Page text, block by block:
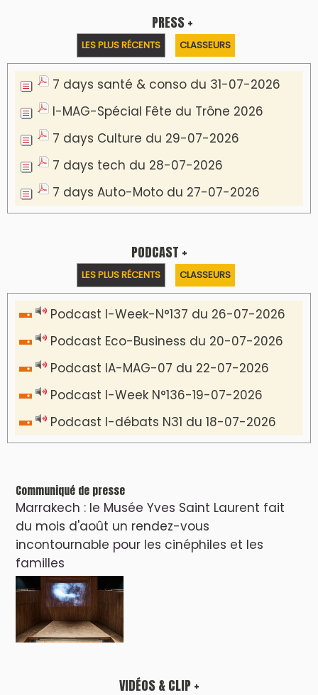
PRESS +
LES PLUS RÉCENTS CLASSEURS
7 days santé & conso du 31-07-2026
I-MAG-Spécial Fête du Trône 2026
7 days Culture du 29-07-2026
7 days tech du 28-07-2026
7 days Auto-Moto du 27-07-2026
PODCAST +
LES PLUS RÉCENTS CLASSEURS
Podcast I-Week-N°137 du 26-07-2026
Podcast Eco-Business du 20-07-2026
Podcast IA-MAG-07 du 22-07-2026
Podcast I-Week N°136-19-07-2026
Podcast I-débats N31 du 18-07-2026
Communiqué de presse
Marrakech : le Musée Yves Saint Laurent fait
du mois d'août un rendez-vous
incontournable pour les cinéphiles et les
familles
VIDÉOS & CLIP +